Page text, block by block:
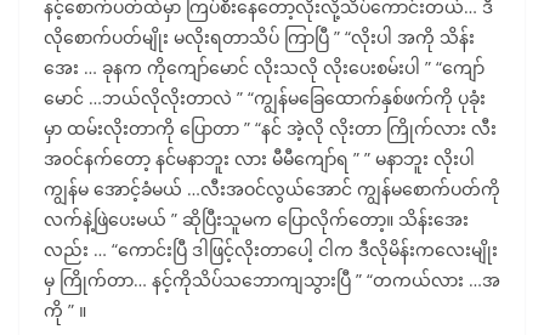
နင့်စောက်ပတ်ထဲမှာ ကြပ်စီးနေတော့လိုးလို့သိပ်ကောင်းတယ်… ဒီ
လိုစောက်ပတ်မျိုး မလိုးရတာသိပ် ကြာပြီ ” “လိုးပါ အကို သိန်း
အေး … ခုနက ကိုကျော်မောင် လိုးသလို လိုးပေးစမ်းပါ ” “ကျော်
မောင် …ဘယ်လိုလိုးတာလဲ ” “ကျွန်မခြေထောက်နှစ်ဖက်ကို ပုခုံး
မှာ ထမ်းလိုးတာကို ပြောတာ ” “နင် အဲ့လို လိုးတာ ကြိုက်လား လီး
အဝင်နက်တော့ နင်မနာဘူး လား မီမီကျော်ရ ” ” မနာဘူး လိုးပါ
ကျွန်မ အောင့်ခံမယ် …လီးအဝင်လွယ်အောင် ကျွန်မစောက်ပတ်ကို
လက်နဲ့ဖြဲပေးမယ် ” ဆိုပြီးသူမက ပြောလိုက်တော့။ သိန်းအေး
လည်း … “ကောင်းပြီ ဒါဖြင့်လိုးတာပေါ့ ငါက ဒီလိုမိန်းကလေးမျိုး
မှ ကြိုက်တာ… နင့်ကိုသိပ်သဘောကျသွားပြီ ” “တကယ်လား …အ
ကို ” ။